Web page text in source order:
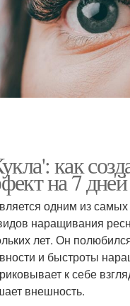
как
на 7 дней
одним из самых
наращивания
лет. Он
и быстроты
к себе
внешность.